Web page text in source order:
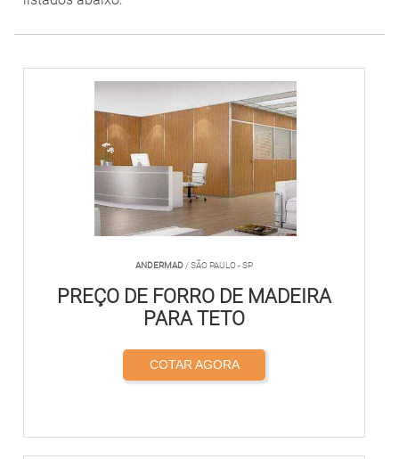
ANDERMAD / SÃO PAULO - SP
PREÇO DE FORRO DE MADEIRA
PARA TETO
COTAR AGORA